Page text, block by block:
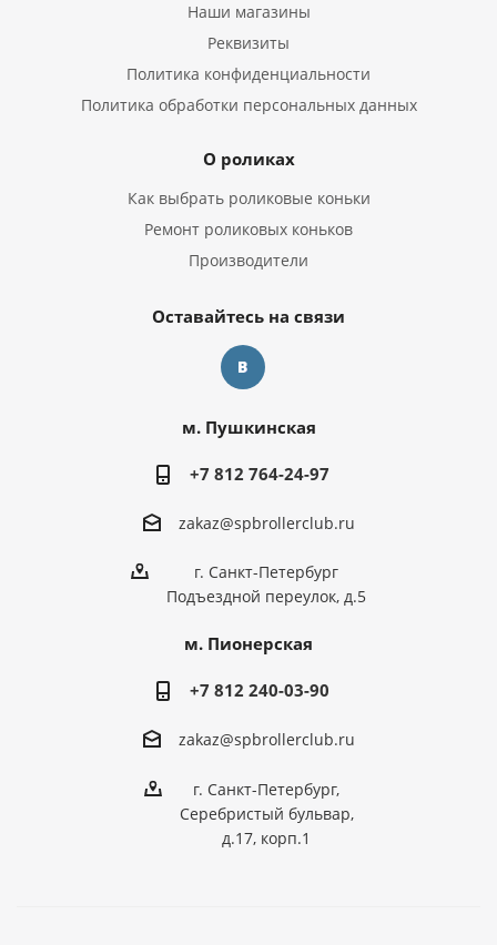
Наши магазины
Реквизиты
Политика конфиденциальности
Политика обработки персональных данных
О роликах
Как выбрать роликовые коньки
Ремонт роликовых коньков
Производители
Оставайтесь на связи
м. Пушкинская
+7 812 764-24-97
zakaz@spbrollerclub.ru
г. Санкт-Петербург
Подъездной переулок, д.5
м. Пионерская
+7 812 240-03-90
zakaz@spbrollerclub.ru
г. Санкт-Петербург,
Серебристый бульвар,
д.17, корп.1